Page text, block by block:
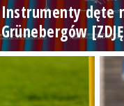
Instrumenty dęte
Grünebergów